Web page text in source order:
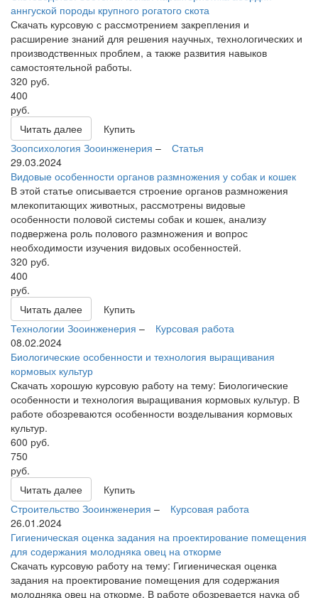
аннгуской породы крупного рогатого скота
Скачать курсовую с рассмотрением закрепления и
расширение знаний для решения научных, технологических и
производственных проблем, а также развития навыков
самостоятельной работы.
320 руб.
400
руб.
Читать далее
Купить
Зоопсихология Зооинженерия –
Статья
29.03.2024
Видовые особенности органов размножения у собак и кошек
В этой статье описывается строение органов размножения
млекопитающих животных, рассмотрены видовые
особенности половой системы собак и кошек, анализу
подвержена роль полового размножения и вопрос
необходимости изучения видовых особенностей.
320 руб.
400
руб.
Читать далее
Купить
Технологии Зооинженерия –
Курсовая работа
08.02.2024
Биологические особенности и технология выращивания
кормовых культур
Скачать хорошую курсовую работу на тему: Биологические
особенности и технология выращивания кормовых культур. В
работе обозреваются особенности возделывания кормовых
культур.
600 руб.
750
руб.
Читать далее
Купить
Строительство Зооинженерия –
Курсовая работа
26.01.2024
Гигиеническая оценка задания на проектирование помещения
для содержания молодняка овец на откорме
Скачать курсовую работу на тему: Гигиеническая оценка
задания на проектирование помещения для содержания
молодняка овец на откорме. В работе обозревается наука об